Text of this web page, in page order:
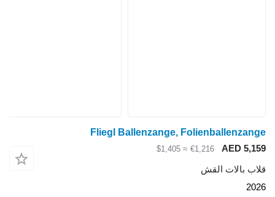
Fliegl Ballenzange, Folienballenzange
AED 5,159
€1,216
≈ $1,405
قلاب بالات القش
2026